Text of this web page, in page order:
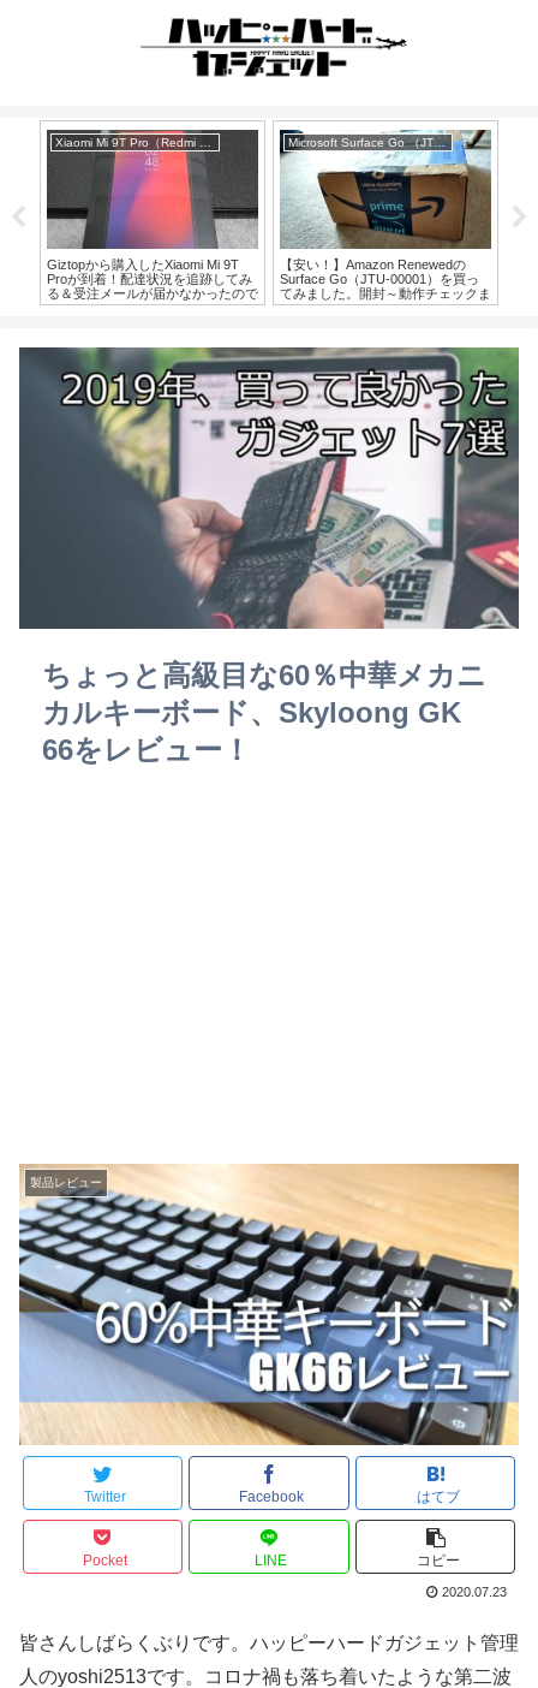
セール
グローバル版K20 Pro、Xiaomi Mi
9T Proを購入するのはどこがおすす
め？各ショップの価格を比較・調べ
てみました。
製品レビュー
ちょっと高級目な60％中華メカニ
カルキーボード、Skyloong GK 66
をレビュー！
ちょっと高級目な60％中華メカニ
カルキーボード、Skyloong GK
66をレビュー！
製品レビュー
Twitter Facebook はてブ
Pocket LINE コピー
2020.07.23
皆さんしばらくぶりです。ハッピーハードガジェット管理
人のyoshi2513です。コロナ禍も落ち着いたような第二波